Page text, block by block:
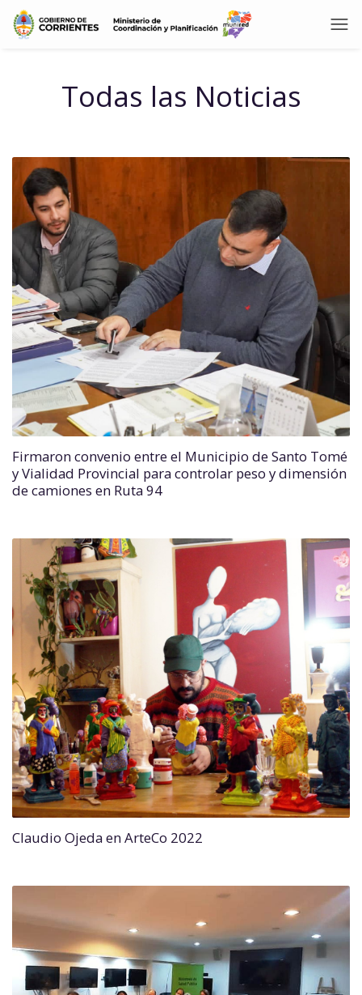
Todas las Noticias
Firmaron convenio entre el Municipio de Santo Tomé
y Vialidad Provincial para controlar peso y dimensión
de camiones en Ruta 94
Claudio Ojeda en ArteCo 2022